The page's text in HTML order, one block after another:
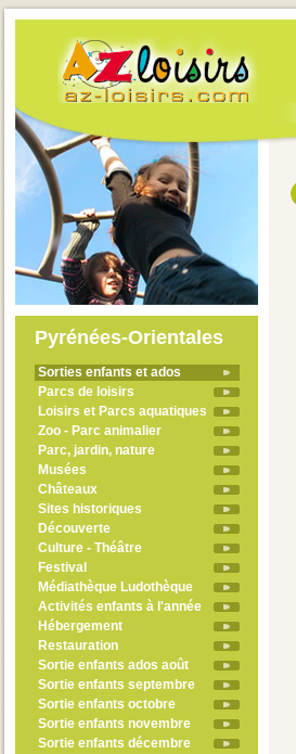
Pyrénées-Orientales
Sorties enfants et ados
Parcs de loisirs
Loisirs et Parcs aquatiques
Zoo - Parc animalier
Parc, jardin, nature
Musées
Châteaux
Sites historiques
Découverte
Culture - Théâtre
Festival
Médiathèque Ludothèque
Activités enfants à l'année
Hébergement
Restauration
Sortie enfants ados août
Sortie enfants septembre
Sortie enfants octobre
Sortie enfants novembre
Sortie enfants décembre